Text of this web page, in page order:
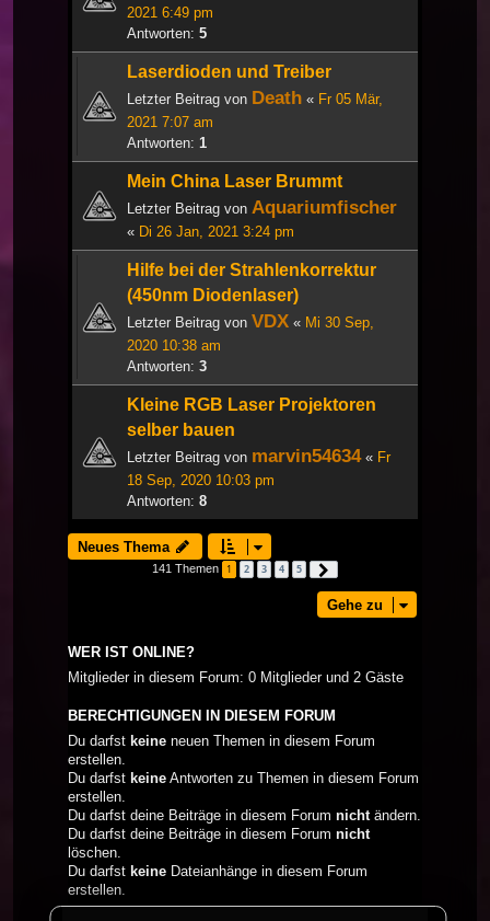
2021 6:49 pm
Antworten: 5
Laserdioden und Treiber
Letzter Beitrag von Death « Fr 05 Mär,
2021 7:07 am
Antworten: 1
Mein China Laser Brummt
Letzter Beitrag von Aquariumfischer
« Di 26 Jan, 2021 3:24 pm
Hilfe bei der Strahlenkorrektur
(450nm Diodenlaser)
Letzter Beitrag von VDX « Mi 30 Sep,
2020 10:38 am
Antworten: 3
Kleine RGB Laser Projektoren
selber bauen
Letzter Beitrag von marvin54634« Fr
18 Sep, 2020 10:03 pm
Antworten: 8
Neues Thema
141 Themen 1 2 3 4 5
Gehe zu
WER IST ONLINE?
Mitglieder in diesem Forum: 0 Mitglieder und 2 Gäste
BERECHTIGUNGEN IN DIESEM FORUM
Du darfst keine neuen Themen in diesem Forum
erstellen.
Du darfst keine Antworten zu Themen in diesem Forum
erstellen.
Du darfst deine Beiträge in diesem Forum nicht ändern.
Du darfst deine Beiträge in diesem Forum nicht
löschen.
Du darfst keine Dateianhänge in diesem Forum
erstellen.